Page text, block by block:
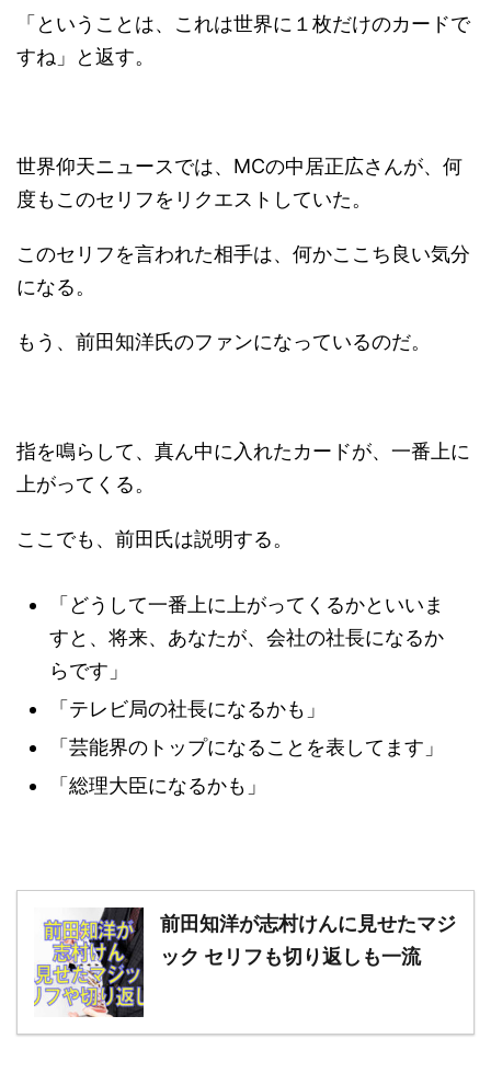
「ということは、これは世界に１枚だけのカードで
すね」と返す。
世界仰天ニュースでは、MCの中居正広さんが、何
度もこのセリフをリクエストしていた。
このセリフを言われた相手は、何かここち良い気分
になる。
もう、前田知洋氏のファンになっているのだ。
指を鳴らして、真ん中に入れたカードが、一番上に
上がってくる。
ここでも、前田氏は説明する。
「どうして一番上に上がってくるかといいま
すと、将来、あなたが、会社の社長になるか
らです」
「テレビ局の社長になるかも」
「芸能界のトップになることを表してます」
「総理大臣になるかも」
前田知洋が志村けんに見せたマジ
ック セリフも切り返しも一流